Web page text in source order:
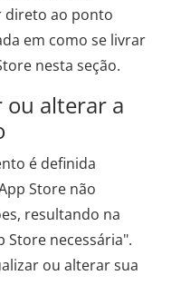
direto ao ponto
em como se livrar
nesta seção.
ou alterar a
é definida
Store não
resultando na
Store necessária".
ou alterar sua